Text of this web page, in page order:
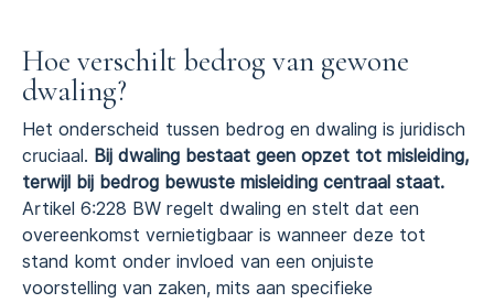
Hoe verschilt bedrog van gewone
dwaling?
Het onderscheid tussen bedrog en dwaling is juridisch
cruciaal. Bij dwaling bestaat geen opzet tot misleiding,
terwijl bij bedrog bewuste misleiding centraal staat.
Artikel 6:228 BW regelt dwaling en stelt dat een
overeenkomst vernietigbaar is wanneer deze tot
stand komt onder invloed van een onjuiste
voorstelling van zaken, mits aan specifieke